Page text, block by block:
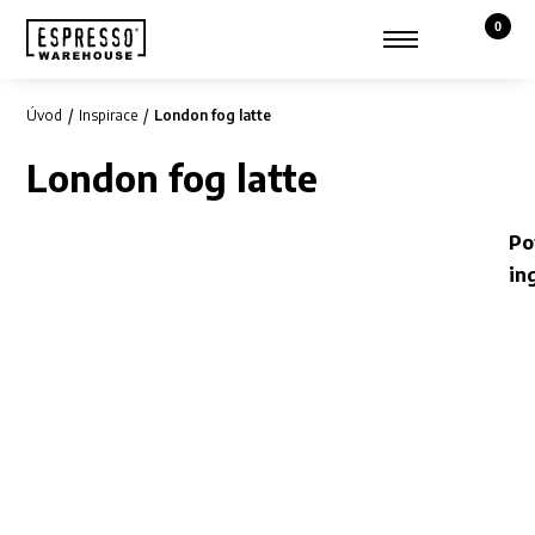
Zobrazit hledání
0
Košík,
Úvod Inspirace London fog latte
London fog latte